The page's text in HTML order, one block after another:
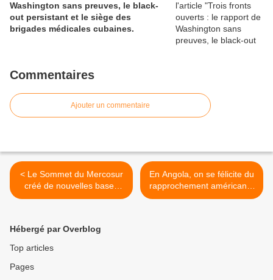
Washington sans preuves, le black-
out persistant et le siège des
brigades médicales cubaines.
Commentaires
Ajouter un commentaire
< Le Sommet du Mercosur
créé de nouvelles bases
pour l'intégration latino-
En Angola, on se félicite du
rapprochement américano-
cubain >
Hébergé par Overblog
Top articles
Pages